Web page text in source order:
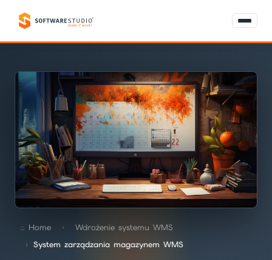
Home
Wdrożenie systemu WMS
System zarządzania magazynem WMS